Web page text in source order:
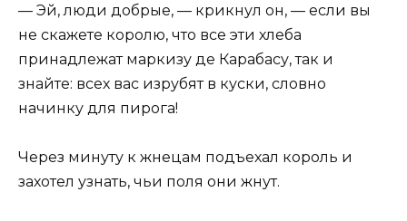
— Эй, люди добрые, — крикнул он, — если вы
не скажете королю, что все эти хлеба
принадлежат маркизу де Карабасу, так и
знайте: всех вас изрубят в куски, словно
начинку для пирога!
Через минуту к жнецам подъехал король и
захотел узнать, чьи поля они жнут.